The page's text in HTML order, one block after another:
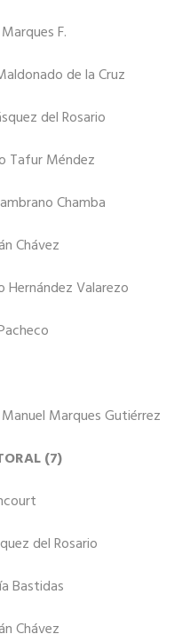
F.
de la Cruz
del Rosario
Tafur Méndez
Chamba
Chávez
Hernández Valarezo
Marques Gutiérrez
(7)
del Rosario
Bastidas
Chávez